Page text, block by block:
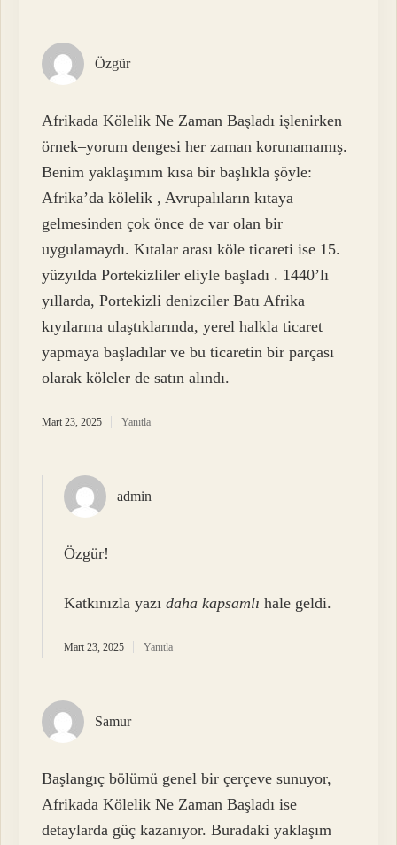
Özgür
Afrikada Kölelik Ne Zaman Başladı işlenirken
örnek–yorum dengesi her zaman korunamamış.
Benim yaklaşımım kısa bir başlıkla şöyle:
Afrika’da kölelik , Avrupalıların kıtaya
gelmesinden çok önce de var olan bir
uygulamaydı. Kıtalar arası köle ticareti ise 15.
yüzyılda Portekizliler eliyle başladı . 1440’lı
yıllarda, Portekizli denizciler Batı Afrika
kıyılarına ulaştıklarında, yerel halkla ticaret
yapmaya başladılar ve bu ticaretin bir parçası
olarak köleler de satın alındı.
Mart 23, 2025 Yanıtla
admin
Özgür!
Katkınızla yazıdaha kapsamlı hale geldi.
Mart 23, 2025 Yanıtla
Samur
Başlangıç bölümü genel bir çerçeve sunuyor,
Afrikada Kölelik Ne Zaman Başladı ise
detaylarda güç kazanıyor. Buradaki yaklaşım